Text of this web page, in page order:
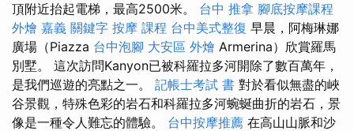
頂附近抬起電梯，最高2500米。 台中 推拿 腳底按摩課程
外燴 嘉義 關鍵字 按摩 課程 台中美式整復 早晨，阿梅琳娜
廣場（Piazza 台中泡腳 大安區 外燴 Armerina）欣賞羅馬
別墅。 這次訪問Kanyon已被科羅拉多河開除了數百萬年，
是我們巡遊的亮點之一。 記帳士考試 書 對於看似無盡的峽
谷景觀，特殊色彩的岩石和科羅拉多河蜿蜒曲折的岩石，景
像是一種令人難忘的體驗。 台中按摩推薦 在高山山脈和沙